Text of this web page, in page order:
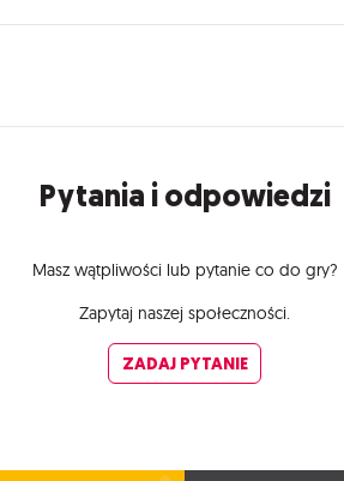
Pytania i odpowiedzi
Masz wątpliwości lub pytanie co do gry?
Zapytaj naszej społeczności.
ZADAJ PYTANIE